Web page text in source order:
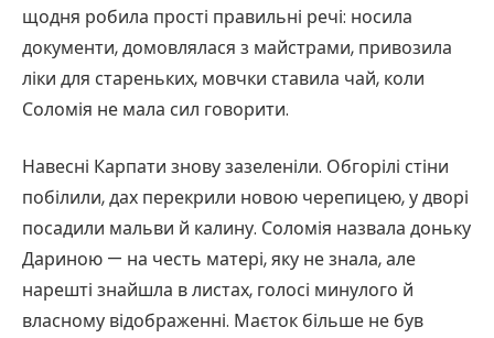
щодня робила прості правильні речі: носила
документи, домовлялася з майстрами, привозила
ліки для стареньких, мовчки ставила чай, коли
Соломія не мала сил говорити.
Навесні Карпати знову зазеленіли. Обгорілі стіни
побілили, дах перекрили новою черепицею, у дворі
посадили мальви й калину. Соломія назвала доньку
Дариною — на честь матері, яку не знала, але
нарешті знайшла в листах, голосі минулого й
власному відображенні. Маєток більше не був